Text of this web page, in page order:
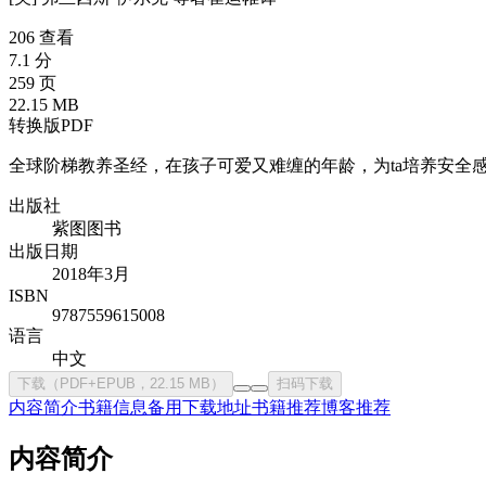
206 查看
7.1 分
259 页
22.15 MB
转换版PDF
全球阶梯教养圣经，在孩子可爱又难缠的年龄，为ta培养安全
出版社
紫图图书
出版日期
2018年3月
ISBN
9787559615008
语言
中文
下载（PDF+EPUB，22.15 MB） 扫码下载
内容简介书籍信息备用下载地址书籍推荐博客推荐
内容简介